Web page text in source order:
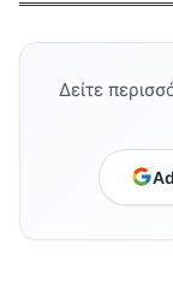
Δείτε